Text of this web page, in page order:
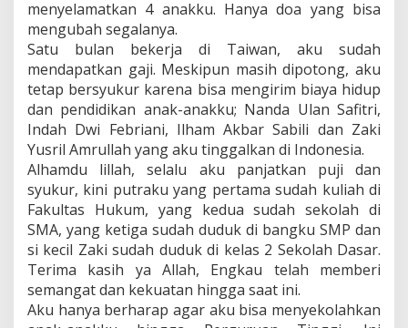
menyelamatkan 4 anakku. Hanya doa yang bisa
mengubah segalanya.
Satu bulan bekerja di Taiwan, aku sudah
mendapatkan gaji. Meskipun masih dipotong, aku
tetap bersyukur karena bisa mengirim biaya hidup
dan pendidikan anak-anakku; Nanda Ulan Safitri,
Indah Dwi Febriani, Ilham Akbar Sabili dan Zaki
Yusril Amrullah yang aku tinggalkan di Indonesia.
Alhamdu lillah, selalu aku panjatkan puji dan
syukur, kini putraku yang pertama sudah kuliah di
Fakultas Hukum, yang kedua sudah sekolah di
SMA, yang ketiga sudah duduk di bangku SMP dan
si kecil Zaki sudah duduk di kelas 2 Sekolah Dasar.
Terima kasih ya Allah, Engkau telah memberi
semangat dan kekuatan hingga saat ini.
Aku hanya berharap agar aku bisa menyekolahkan